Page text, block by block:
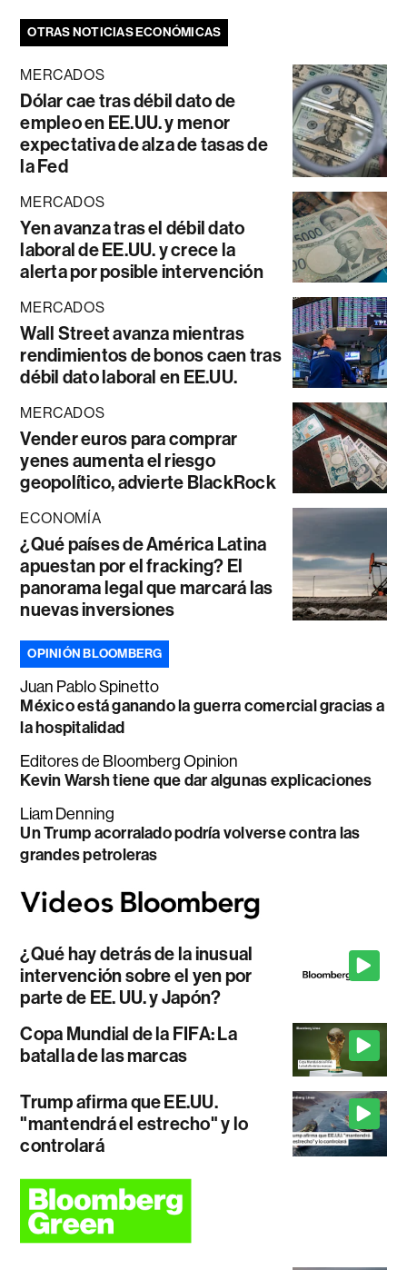
OTRAS NOTICIAS ECONÓMICAS
MERCADOS
Dólar cae tras débil dato de
empleo en EE.UU. y menor
expectativa de alza de tasas de
la Fed
MERCADOS
Yen avanza tras el débil dato
laboral de EE.UU. y crece la
alerta por posible intervención
MERCADOS
Wall Street avanza mientras
rendimientos de bonos caen tras
débil dato laboral en EE.UU.
MERCADOS
Vender euros para comprar
yenes aumenta el riesgo
geopolítico, advierte BlackRock
ECONOMÍA
¿Qué países de América Latina
apuestan por el fracking? El
panorama legal que marcará las
nuevas inversiones
OPINIÓN BLOOMBERG
Juan Pablo Spinetto
México está ganando la guerra comercial gracias a
la hospitalidad
Editores de Bloomberg Opinion
Kevin Warsh tiene que dar algunas explicaciones
Liam Denning
Un Trump acorralado podría volverse contra las
grandes petroleras
¿Qué hay detrás de la inusual
intervención sobre el yen por
parte de EE. UU. y Japón?
Copa Mundial de la FIFA: La
batalla de las marcas
Trump afirma que EE.UU.
"mantendrá el estrecho" y lo
controlará